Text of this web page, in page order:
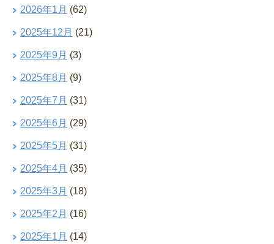
2026年1月 (62)
2025年12月 (21)
2025年9月 (3)
2025年8月 (9)
2025年7月 (31)
2025年6月 (29)
2025年5月 (31)
2025年4月 (35)
2025年3月 (18)
2025年2月 (16)
2025年1月 (14)